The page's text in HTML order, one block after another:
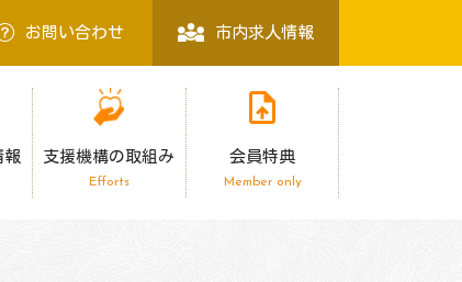
お問い合わせ 市内求人情報
報 支援機構の取組み
Efforts
会員特典
Member only